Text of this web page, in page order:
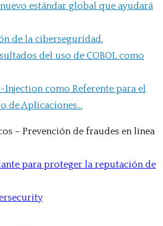
nuevo estándar global que ayudará
de la ciberseguridad.
del uso de COBOL como
Injection como Referente para el
de Aplicaciones...
– Prevención de fraudes en línea
para proteger la reputación de